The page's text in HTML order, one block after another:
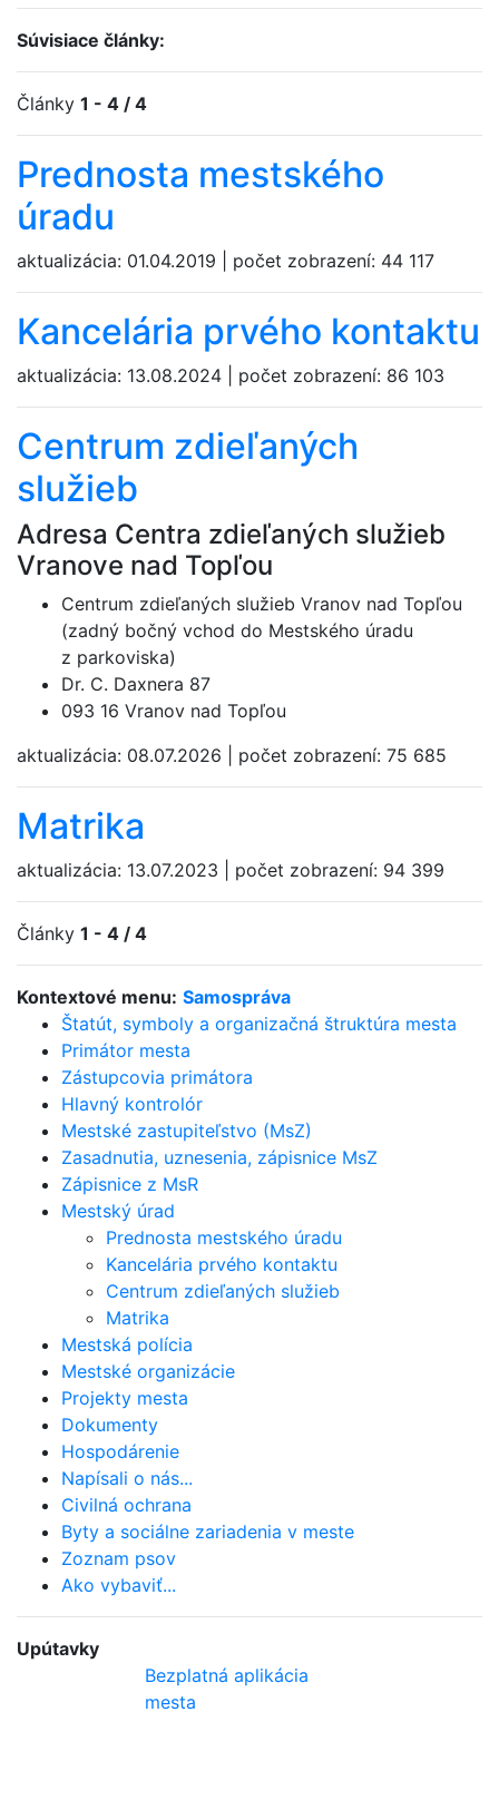
Kontextové menu: Samospráva
Štatút, symboly a organizačná štruktúra mesta
Primátor mesta
Zástupcovia primátora
Hlavný kontrolór
Mestské zastupiteľstvo (MsZ)
Zasadnutia, uznesenia, zápisnice MsZ
Zápisnice z MsR
Mestský úrad
Prednosta mestského úradu
Kancelária prvého kontaktu
Centrum zdieľaných služieb
Matrika
Mestská polícia
Mestské organizácie
Projekty mesta
Dokumenty
Hospodárenie
Napísali o nás...
Civilná ochrana
Byty a sociálne zariadenia v meste
Zoznam psov
Ako vybaviť...
Upútavky
Bezplatná aplikácia
mesta
Súvisiace články:
Články 1 - 4 / 4
Prednosta mestského
úradu
aktualizácia: 01.04.2019 počet zobrazení: 44 117
Kancelária prvého kontaktu
aktualizácia: 13.08.2024 počet zobrazení: 86 103
Centrum zdieľaných
služieb
Adresa Centra zdieľaných služieb
Vranove nad Topľou
Centrum zdieľaných služieb Vranov nad Topľou
(zadný bočný vchod do Mestského úradu
z parkoviska)
Dr. C. Daxnera 87
093 16 Vranov nad Topľou
aktualizácia: 08.07.2026 počet zobrazení: 75 685
Matrika
aktualizácia: 13.07.2023 počet zobrazení: 94 399
Články 1 - 4 / 4